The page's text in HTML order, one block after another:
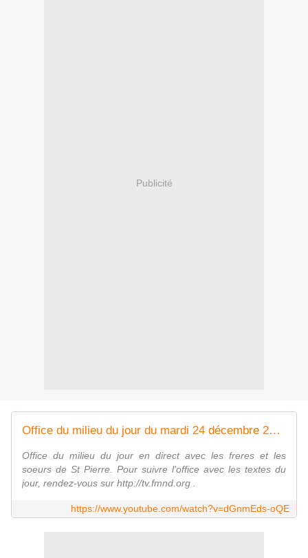
Publicité
Office du milieu du jour du mardi 24 décembre 2019
Office du milieu du jour en direct avec les freres et les
soeurs de St Pierre. Pour suivre l'office avec les textes du
jour, rendez-vous sur http://tv.fmnd.org .
https://www.youtube.com/watch?v=dGnmEds-oQE